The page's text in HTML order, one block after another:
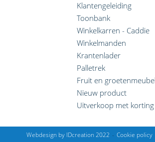
Klantengeleiding
Toonbank
Winkelkarren - Caddie
Winkelmanden
Krantenlader
Palletrek
Fruit en groetenmeubel
Nieuw product
Uitverkoop met korting
Webdesign by IDcreation 2022 Cookie policy